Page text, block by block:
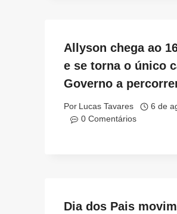
Allyson chega ao
e se torna o único
Governo a
Por Lucas Tavares
6 de
0 Comentários
Dia dos Pais